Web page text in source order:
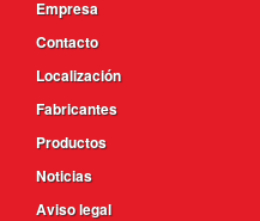
Empresa
Contacto
Localización
Fabricantes
Productos
Noticias
Aviso legal